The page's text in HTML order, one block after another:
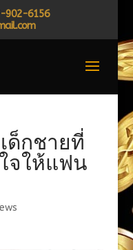
902-6156
ด็กชายที่
จให้แฟน